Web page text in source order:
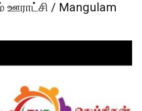
ஊராட்சி / Mangulam